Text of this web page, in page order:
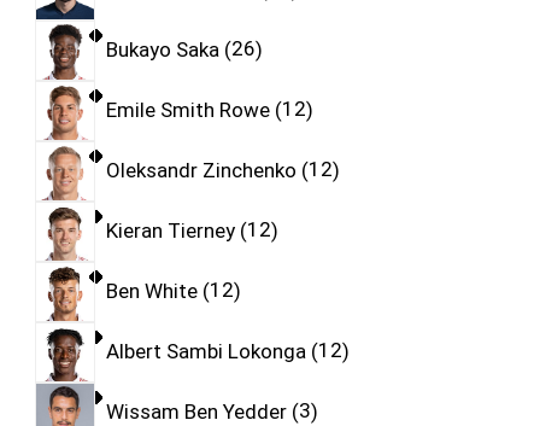
Bukayo Saka 26
Emile Smith Rowe 12
Oleksandr Zinchenko 12
Kieran Tierney 12
Ben White 12
Albert Sambi Lokonga 12
Wissam Ben Yedder 3